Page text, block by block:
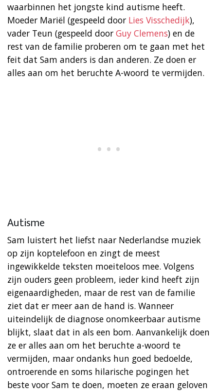
waarbinnen het jongste kind autisme heeft.
Moeder Mariël (gespeeld door Lies Visschedijk),
vader Teun (gespeeld door Guy Clemens) en de
rest van de familie proberen om te gaan met het
feit dat Sam anders is dan anderen. Ze doen er
alles aan om het beruchte A-woord te vermijden.
Autisme
Sam luistert het liefst naar Nederlandse muziek
op zijn koptelefoon en zingt de meest
ingewikkelde teksten moeiteloos mee. Volgens
zijn ouders geen probleem, ieder kind heeft zijn
eigenaardigheden, maar de rest van de familie
ziet dat er meer aan de hand is. Wanneer
uiteindelijk de diagnose onomkeerbaar autisme
blijkt, slaat dat in als een bom. Aanvankelijk doen
ze er alles aan om het beruchte a-woord te
vermijden, maar ondanks hun goed bedoelde,
ontroerende en soms hilarische pogingen het
beste voor Sam te doen, moeten ze eraan geloven